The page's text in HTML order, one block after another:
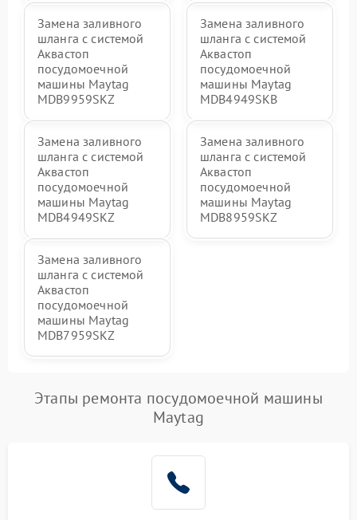
Замена заливного
шланга с системой
Аквастоп
посудомоечной
машины Maytag
MDB9959SKZ
Замена заливного
шланга с системой
Аквастоп
посудомоечной
машины Maytag
MDB4949SKB
Замена заливного
шланга с системой
Аквастоп
посудомоечной
машины Maytag
MDB4949SKZ
Замена заливного
шланга с системой
Аквастоп
посудомоечной
машины Maytag
MDB8959SKZ
Замена заливного
шланга с системой
Аквастоп
посудомоечной
машины Maytag
MDB7959SKZ
Этапы ремонта посудомоечной машины
Maytag